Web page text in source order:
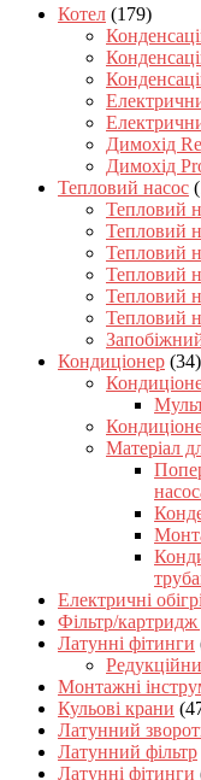
Котел (179)
Димохід
Димохід
Тепловий насос
Тепловий
Тепловий
Тепловий
Тепловий
Тепловий
Тепловий
Кондиціонер (34)
Матеріал
Електричні
Фільтр/
Латунні фітинги
Монтажні
Кульові крани
Латунний
Латунний фільтр
Латунні фітинги